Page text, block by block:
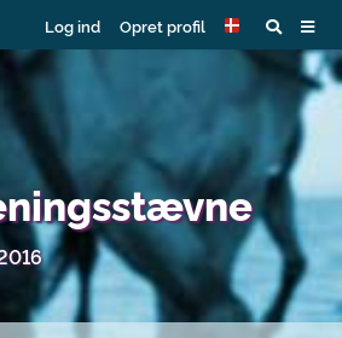
Log ind Opret profil